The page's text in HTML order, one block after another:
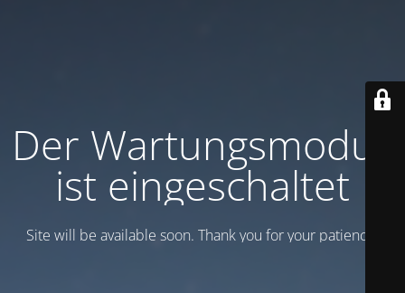
Der Wartungsmodus
ist eingeschaltet
Site will be available soon. Thank you for your patience!